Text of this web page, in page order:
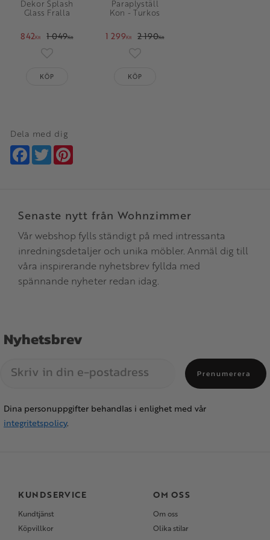
Dekor Splash
Glass Fralla
842KR 1 049KR
Lägg till i favoriter
KÖP
Paraplyställ
Kon - Turkos
1 299KR 2 190KR
Lägg till i favoriter
KÖP
Dela med dig
Facebook
Twitter
Senaste nytt från Wohnzimmer
Vår webshop fylls ständigt på med intressanta
inredningsdetaljer och unika möbler. Anmäl dig till
våra inspirerande nyhetsbrev fyllda med
spännande nyheter redan idag.
Nyhetsbrev
Prenumerera
Dina personuppgifter behandlas i enlighet med vår
integritetspolicy.
KUNDSERVICE
Kundtjänst
Köpvillkor
OM OSS
Om oss
Olika stilar